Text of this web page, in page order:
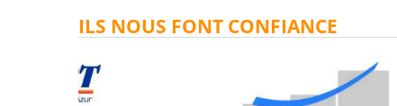
ILS NOUS FONT CONFIANCE